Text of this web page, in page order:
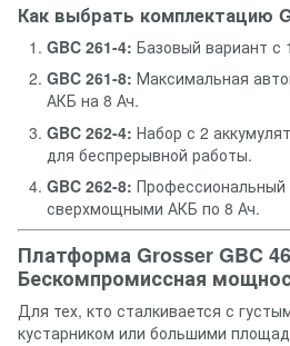
Как выбрать комплектацию
GBC 261-4: Базовый вариант с
GBC 261-8: Максимальная
АКБ на 8 Ач.
GBC 262-4: Набор с 2
для беспрерывной работы.
GBC 262-8: Профессиональный
сверхмощными АКБ по 8 Ач.
Платформа Grosser GBC
Бескомпромиссная
Для тех, кто сталкивается с
кустарником или большими